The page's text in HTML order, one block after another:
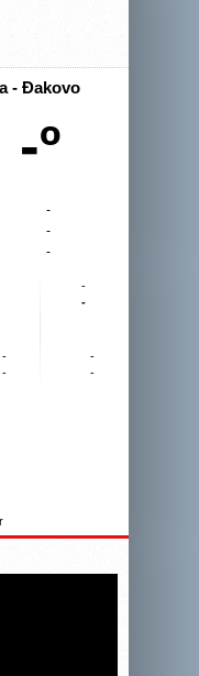
- Đakovo
-º
-
-
-
-
-
-
-
-
-